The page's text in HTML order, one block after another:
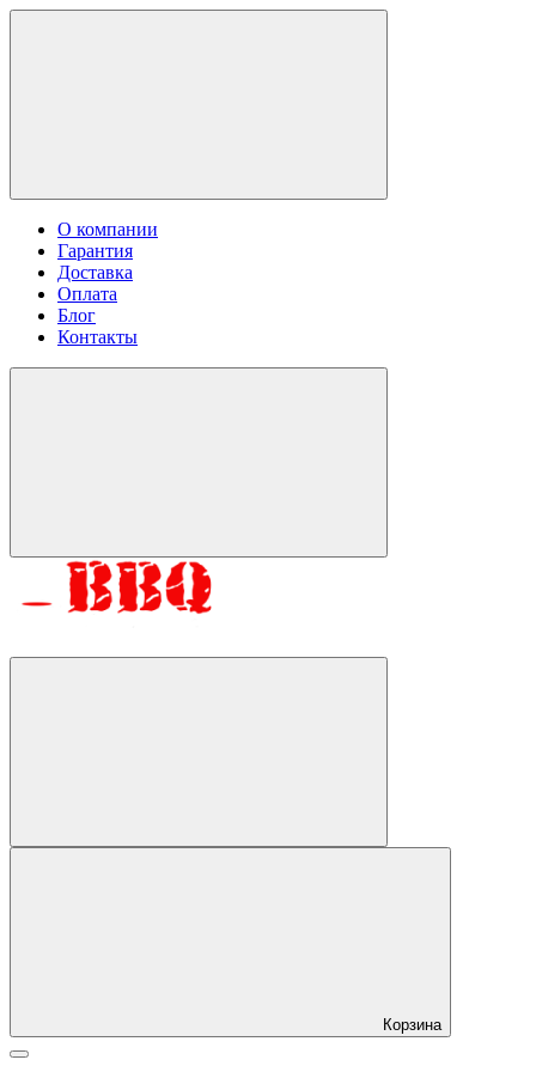
О компании
Гарантия
Доставка
Оплата
Блог
Контакты
Корзина